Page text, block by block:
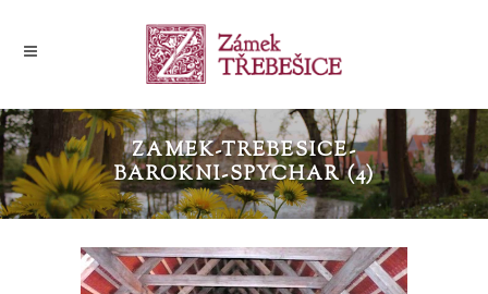
ZAMEK-TREBESICE-
BAROKNI-SPYCHAR (4)